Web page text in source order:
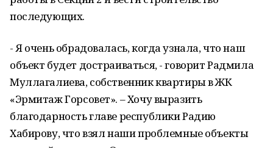
последующих.
- Я очень обрадовалась, когда узнала, что наш
объект будет достраиваться, - говорит Радмила
Муллагалиева, собственник квартиры в ЖК
«Эрмитаж Горсовет». – Хочу выразить
благодарность главе республики Радию
Хабирову, что взял наши проблемные объекты